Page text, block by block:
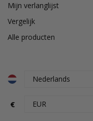
Mijn verlanglijst
Vergelijk
Alle producten
€